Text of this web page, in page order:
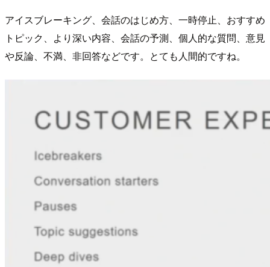
アイスブレーキング、会話のはじめ方、一時停止、おすすめ
トピック、より深い内容、会話の予測、個人的な質問、意見
や反論、不満、非回答などです。とても人間的ですね。